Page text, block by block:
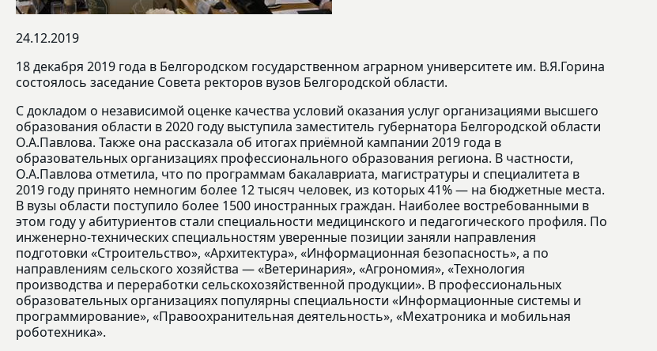
24.12.2019
18 декабря 2019 года в Белгородском государственном аграрном университете им. В.Я.Горина
состоялось заседание Совета ректоров вузов Белгородской области.
С докладом о независимой оценке качества условий оказания услуг организациями высшего
образования области в 2020 году выступила заместитель губернатора Белгородской области
О.А.Павлова. Также она рассказала об итогах приёмной кампании 2019 года в
образовательных организациях профессионального образования региона. В частности,
О.А.Павлова отметила, что по программам бакалавриата, магистратуры и специалитета в
2019 году принято немногим более 12 тысяч человек, из которых 41% — на бюджетные места.
В вузы области поступило более 1500 иностранных граждан. Наиболее востребованными в
этом году у абитуриентов стали специальности медицинского и педагогического профиля. По
инженерно-технических специальностям уверенные позиции заняли направления
подготовки «Строительство», «Архитектура», «Информационная безопасность», а по
направлениям сельского хозяйства — «Ветеринария», «Агрономия», «Технология
производства и переработки сельскохозяйственной продукции». В профессиональных
образовательных организациях популярны специальности «Информационные системы и
программирование», «Правоохранительная деятельность», «Мехатроника и мобильная
роботехника».